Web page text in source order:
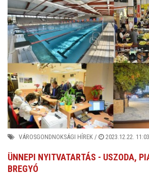
VÁROSGONDNOKSÁGI HÍREK / 2023.12.22.
ÜNNEPI NYITVATARTÁS - USZODA,
BREGYÓ